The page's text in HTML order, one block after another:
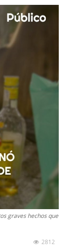
graves hechos que
2812